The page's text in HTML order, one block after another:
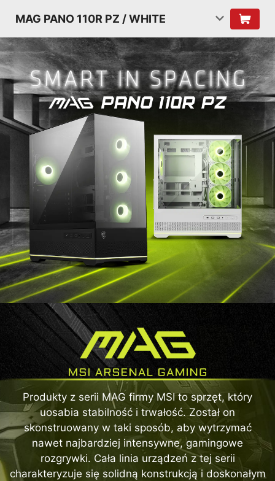
MAG PANO 110R PZ / WHITE
Produkty z serii MAG firmy MSI to sprzęt, który
uosabia stabilność i trwałość. Został on
skonstruowany w taki sposób, aby wytrzymać
nawet najbardziej intensywne, gamingowe
rozgrywki. Cała linia urządzeń z tej serii
charakteryzuje się solidną konstrukcją i doskonałym